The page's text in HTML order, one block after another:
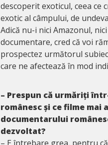
descoperit exoticul, ceea ce
exotic al câmpului, de
Adică nu-i nici Amazonul,
documentare, cred că voi
prospectez următorul
care ne afectează în mod
– Prespun că urmăriți
românesc și ce filme mai
documentarului
dezvoltat?